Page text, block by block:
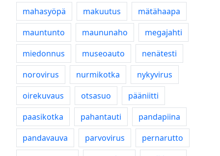
mahasyöpä
makuutus
mätähaapa
mauntunto
maununaho
megajahti
miedonnus
museoauto
nenätesti
norovirus
nurmikotka
nykyvirus
oirekuvaus
otsasuo
pääniitti
paasikotka
pahantauti
pandapiina
pandavauva
parvovirus
pernarutto